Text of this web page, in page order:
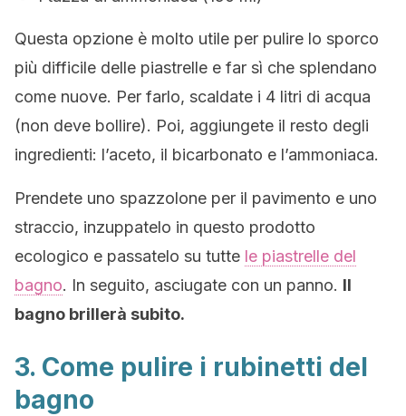
Questa opzione è molto utile per pulire lo sporco
più difficile delle piastrelle e far sì che splendano
come nuove. Per farlo, scaldate i 4 litri di acqua
(non deve bollire). Poi, aggiungete il resto degli
ingredienti: l’aceto, il bicarbonato e l’ammoniaca.
Prendete uno spazzolone per il pavimento e uno
straccio, inzuppatelo in questo prodotto
ecologico e passatelo su tutte le piastrelle del
bagno. In seguito, asciugate con un panno. Il
bagno brillerà subito.
3. Come pulire i rubinetti del
bagno